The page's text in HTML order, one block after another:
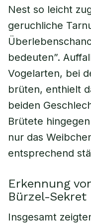
Nest so leicht
geruchliche
bedeuten”.
Vogelarten, bei
brüten, enthielt
beiden
Brütete
nur das
entsprechend
Erkennung
Bürzel-Sekret
Insgesamt